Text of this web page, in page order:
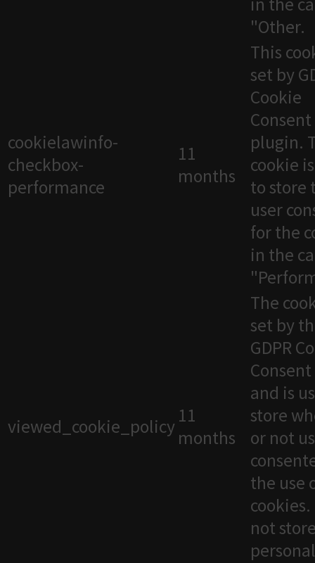
"Other.
cookielawinfo-
checkbox-
performance
11
months
This
set by
Cookie
Consent
plugin.
cookie
to store
user
for the
in the
viewed_cookie_policy 11
months
The
set by
GDPR
and is
store
or not
the use
not